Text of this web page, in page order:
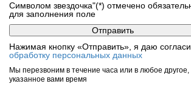
Символом звездочка"(*) отмечено
для заполнения поле
Нажимая кнопку «Отправить», я даю
обработку персональных данных
Мы перезвоним в течение часа или в любое другое,
указанное вами время